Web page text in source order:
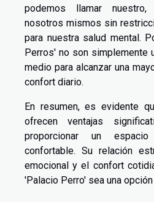
podemos llamar
nosotros mismos sin
para nuestra salud mental.
Perros' no son simplemente
medio para alcanzar una
confort diario.
En resumen, es evidente
ofrecen ventajas
proporcionar un
confortable. Su relación
emocional y el confort
'Palacio Perro' sea una